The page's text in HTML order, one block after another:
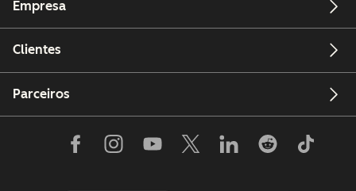
Empresa
Clientes
Parceiros